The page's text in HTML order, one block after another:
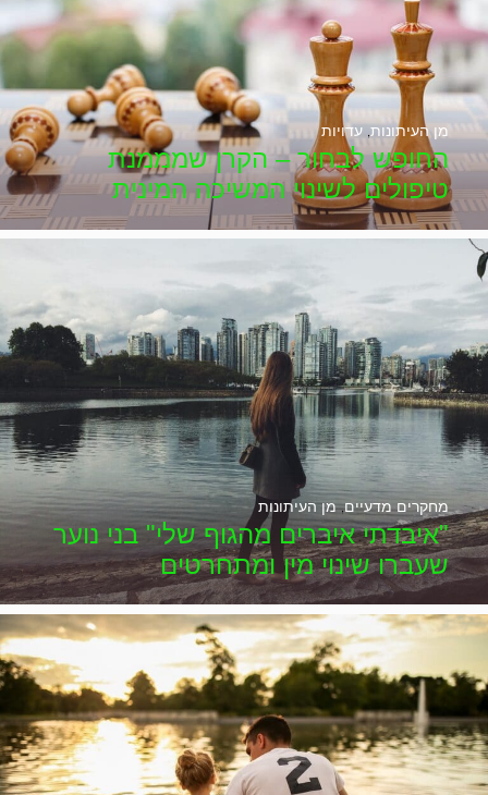
החופש לבחור – הקרן שמממנת
טיפולים לשינוי המשיכה המינית
מן העיתונות, עדויות
"איבדתי איברים מהגוף שלי" בני נוער
שעברו שינוי מין ומתחרטים
מחקרים מדעיים,מן העיתונות